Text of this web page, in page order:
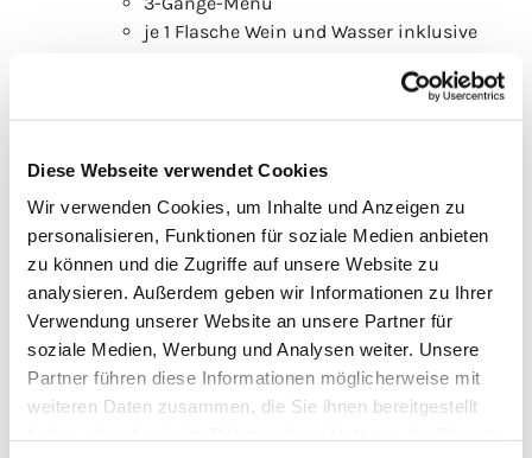
Diese Webseite verwendet Cookies
Wir verwenden Cookies, um Inhalte und Anzeigen zu
personalisieren, Funktionen für soziale Medien anbieten
zu können und die Zugriffe auf unsere Website zu
analysieren. Außerdem geben wir Informationen zu Ihrer
Verwendung unserer Website an unsere Partner für
soziale Medien, Werbung und Analysen weiter. Unsere
Partner führen diese Informationen möglicherweise mit
weiteren Daten zusammen, die Sie ihnen bereitgestellt
je 1 Flasche Wein und Wasser inklusive
Paare, die 2025 oder 2026 kirchlich
Kosten:80€/Paar
Bitte mitbringen:
Gottesdienstheft (inkl. Lesungstexte) der
Hochzeit
⁠Hochzeitsfotos/-album
⁠Hochzeitskerze (falls vorhanden)